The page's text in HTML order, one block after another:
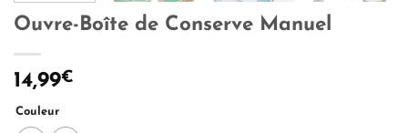
Ouvre-Boîte de Conserve Manuel
14,99€
Couleur